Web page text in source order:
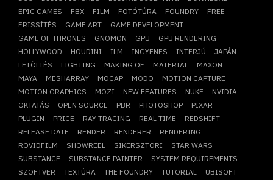
EPIC GAMES
FBX FILM FOTÓTÚRA FOUNDRY
FREE
FRISSÍTÉS
GAME ART
GAME DEVELOPMENT
GAME OF THRONES
GNOMON GPU
GPU RENDERING
HOLLYWOOD
HOUDINI ILM INGYENES INTERJÚ
JAPÁN
LETÖLTÉS
LIGHTING MAKING OF MATERIAL
MAXON
MAYA
MESHARRAY MOCAP MODO
MOTION CAPTURE
MOTION GRAPHICS
MOZI NEW FEATURES NUKE
NVIDIA
OKTATÁS
OPEN SOURCE PBR PHOTOSHOP
PIXAR
PLUGIN
PRICE RAY TRACING REAL TIME
REDSHIFT
RELEASE DATE
RENDER RENDERER
RENDERING
RÖVIDFILM
SHOWREEL SIKERSZTORI
STAR WARS
SUBSTANCE
SUBSTANCE PAINTER
SYSTEM REQUIREMENTS
SZOFTVER
TEXTÚRA THE FOUNDRY TUTORIAL
UBISOFT